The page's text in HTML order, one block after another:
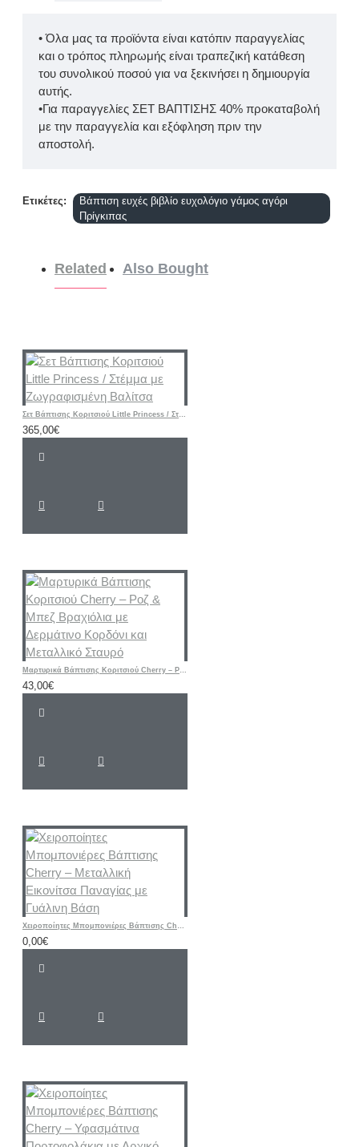
• Όλα μας τα προϊόντα είναι κατόπιν παραγγελίας
και ο τρόπος πληρωμής είναι τραπεζική κατάθεση
του συνολικού ποσού για να ξεκινήσει η δημιουργία
αυτής.
•Για παραγγελίες ΣΕΤ ΒΑΠΤΙΣΗΣ 40% προκαταβολή
με την παραγγελία και εξόφληση πριν την
αποστολή.
Ετικέτες:
Βάπτιση ευχές βιβλίο ευχολόγιο γάμος αγόρι
Πρίγκιπας
Related Also Bought
Σετ Βάπτισης Κοριτσιού Little Princess / Στέμμα με Ζωγραφισμένη Βαλίτσα
365,00€
Μαρτυρικά Βάπτισης Κοριτσιού Cherry – Ροζ & Μπεζ Βραχιόλια με Δερμάτινο Κορδόνι και Μεταλλικό Σταυρό
43,00€
Χειροποίητες Μπομπονιέρες Βάπτισης Cherry – Μεταλλική Εικονίτσα Παναγίας με Γυάλινη Βάση
0,00€